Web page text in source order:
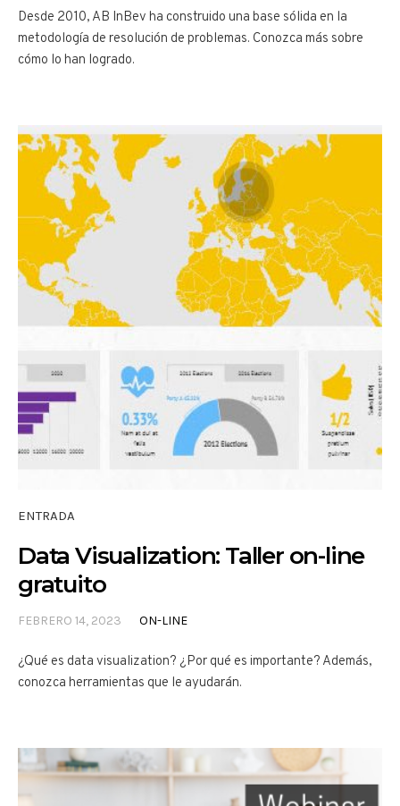
Desde 2010, AB InBev ha construido una base sólida en la
metodología de resolución de problemas. Conozca más sobre
cómo lo han logrado.
ENTRADA
Data Visualization: Taller on-line
gratuito
FEBRERO 14, 2023 ON-LINE
¿Qué es data visualization? ¿Por qué es importante? Además,
conozca herramientas que le ayudarán.